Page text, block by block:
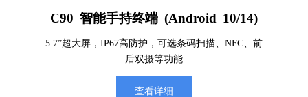
C90 智能手持终端 (Android 10/14)
5.7”超大屏，IP67高防护，可选条码扫描、NFC、前
后双摄等功能
查看详细